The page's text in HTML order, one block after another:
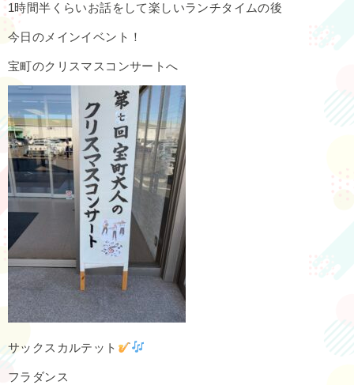
1時間半くらいお話をして楽しいランチタイムの後
今日のメインイベント！
宝町のクリスマスコンサートへ
サックスカルテット
フラダンス